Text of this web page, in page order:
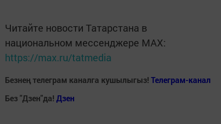
Читайте новости Татарстана в
национальном мессенджере MАХ:
https://max.ru/tatmedia
Безнең телеграм каналга кушылыгыз! Телеграм-канал
Без "Дзен"да! Дзен